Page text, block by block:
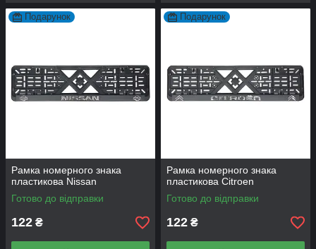
Подарунок
Рамка номерного знака
пластикова Nissan
Готово до відправки
122 ₴
Подарунок
Рамка номерного знака
пластикова Citroen
Готово до відправки
122 ₴